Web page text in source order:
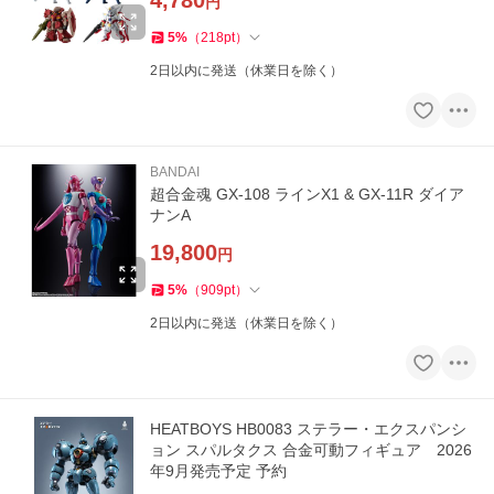
5% （218pt）
2日以内に発送（休業日を除く）
BANDAI
超合金魂 GX-108 ラインX1 & GX-11R ダイア
ナンA
19,800円
5% （909pt）
2日以内に発送（休業日を除く）
HEATBOYS HB0083 ステラー・エクスパンシ
ョン スパルタクス 合金可動フィギュア 2026
年9月発売予定 予約